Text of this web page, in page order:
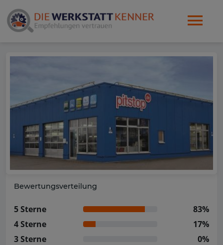
Bewertungsverteilung
5 Sterne
83%
4 Sterne
17%
3 Sterne
0%